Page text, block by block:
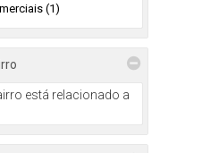
(1)
está relacionado a